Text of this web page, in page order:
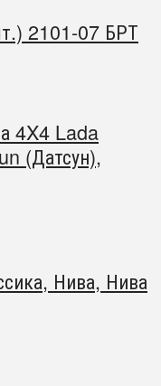
2101-07 БРТ
4X4 Lada
(Датсун),
Нива, Нива